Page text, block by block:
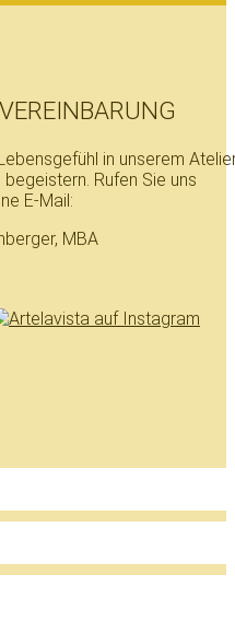
in unserem
Rufen Sie uns
E-Mail:
MBA